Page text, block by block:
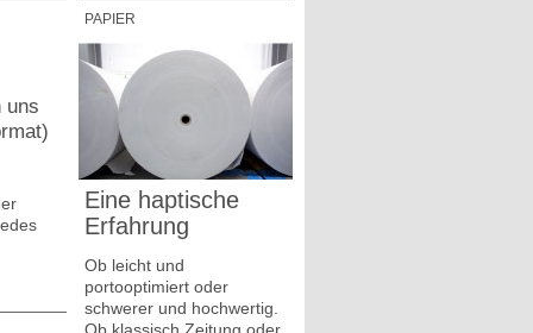
uns
PAPIER
Eine haptische
Erfahrung
Ob leicht und
portooptimiert oder
schwerer und hochwertig.